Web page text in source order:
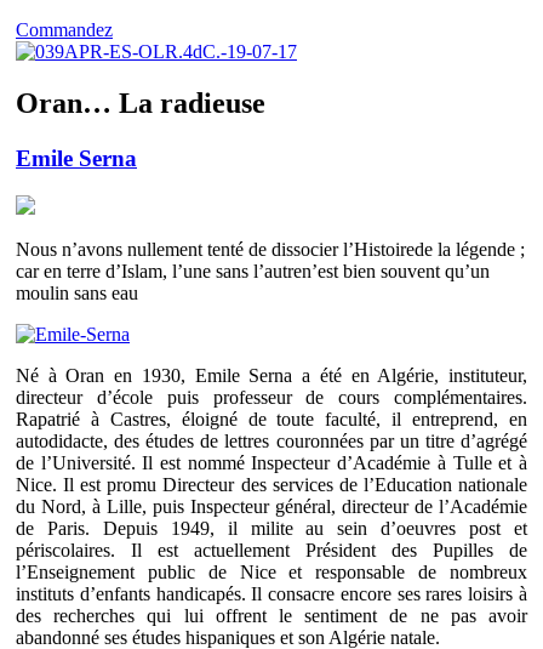
Commandez
Oran… La radieuse
Emile Serna
Nous n’avons nullement tenté de dissocier l’Histoirede la légende ;
car en terre d’Islam, l’une sans l’autren’est bien souvent qu’un
moulin sans eau
Né à Oran en 1930, Emile Serna a été en Algérie, instituteur,
directeur d’école puis professeur de cours complémentaires.
Rapatrié à Castres, éloigné de toute faculté, il entreprend, en
autodidacte, des études de lettres couronnées par un titre d’agrégé
de l’Université. Il est nommé Inspecteur d’Académie à Tulle et à
Nice. Il est promu Directeur des services de l’Education nationale
du Nord, à Lille, puis Inspecteur général, directeur de l’Académie
de Paris. Depuis 1949, il milite au sein d’oeuvres post et
périscolaires. Il est actuellement Président des Pupilles de
l’Enseignement public de Nice et responsable de nombreux
instituts d’enfants handicapés. Il consacre encore ses rares loisirs à
des recherches qui lui offrent le sentiment de ne pas avoir
abandonné ses études hispaniques et son Algérie natale.